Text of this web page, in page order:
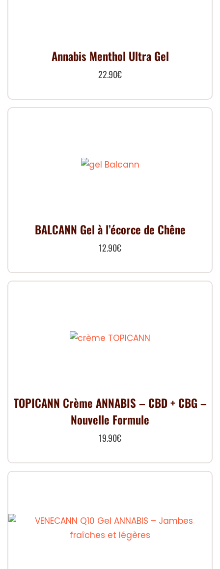
Annabis Menthol Ultra Gel
22.90€
BALCANN Gel à l’écorce de Chêne
12.90€
TOPICANN Crème ANNABIS – CBD + CBG –
Nouvelle Formule
19.90€